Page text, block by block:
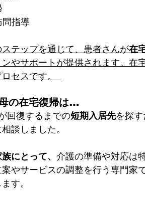
問指導
テップを通じて、患者さんが在
やサポートが提供されます。在
セスです。
の在宅復帰は…
が回復するまでの
短期入居先を探
相談しました。
にとって、 介護の準備や対応は
やサービスの調整を行う専門家
す。